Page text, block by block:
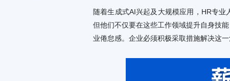
业倦怠感。企业必须积极采取措施解决这